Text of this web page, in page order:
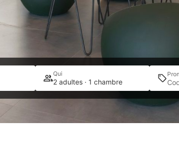
Qui
2 adultes · 1 chambre